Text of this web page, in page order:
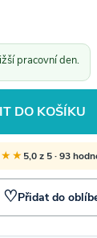
pracovní den.
DO KOŠÍKU
5,0 z 5 · 93
♡Přidat do